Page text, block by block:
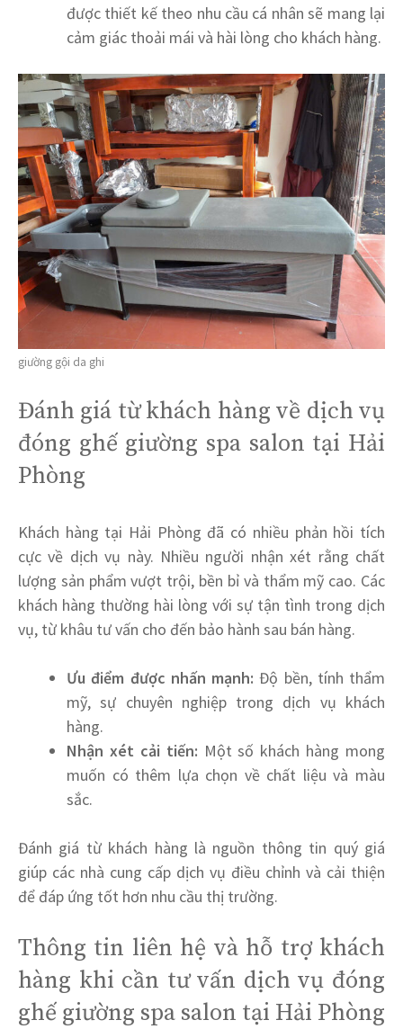
được thiết kế theo nhu cầu cá nhân sẽ mang lại
cảm giác thoải mái và hài lòng cho khách hàng.
giường gội da ghi
Đánh giá từ khách hàng về dịch vụ
đóng ghế giường spa salon tại Hải
Phòng
Khách hàng tại Hải Phòng đã có nhiều phản hồi tích
cực về dịch vụ này. Nhiều người nhận xét rằng chất
lượng sản phẩm vượt trội, bền bỉ và thẩm mỹ cao. Các
khách hàng thường hài lòng với sự tận tình trong dịch
vụ, từ khâu tư vấn cho đến bảo hành sau bán hàng.
Ưu điểm được nhấn mạnh: Độ bền, tính thẩm
mỹ, sự chuyên nghiệp trong dịch vụ khách
hàng.
Nhận xét cải tiến: Một số khách hàng mong
muốn có thêm lựa chọn về chất liệu và màu
sắc.
Đánh giá từ khách hàng là nguồn thông tin quý giá
giúp các nhà cung cấp dịch vụ điều chỉnh và cải thiện
để đáp ứng tốt hơn nhu cầu thị trường.
Thông tin liên hệ và hỗ trợ khách
hàng khi cần tư vấn dịch vụ đóng
ghế giường spa salon tại Hải Phòng